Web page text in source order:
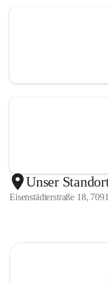
Unser
Eisenstädterstraße 18,